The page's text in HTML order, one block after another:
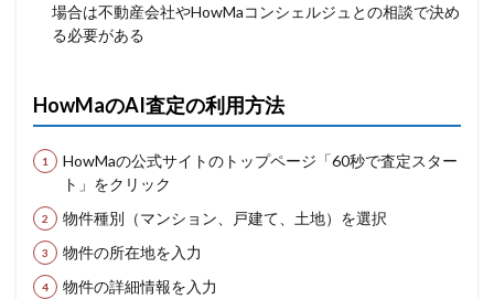
場合は不動産会社やHowMaコンシェルジュとの相談で決め
る必要がある
HowMaのAI査定の利用方法
HowMaの公式サイトのトップページ「60秒で査定スター
ト」をクリック
物件種別（マンション、戸建て、土地）を選択
物件の所在地を入力
物件の詳細情報を入力